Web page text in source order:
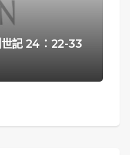
世記 24：22-33